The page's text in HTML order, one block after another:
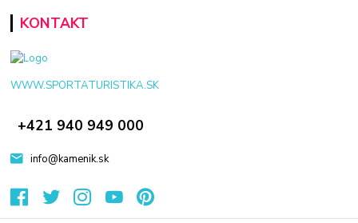
KONTAKT
WWW.SPORTATURISTIKA.SK
+421 940 949 000
info@kamenik.sk